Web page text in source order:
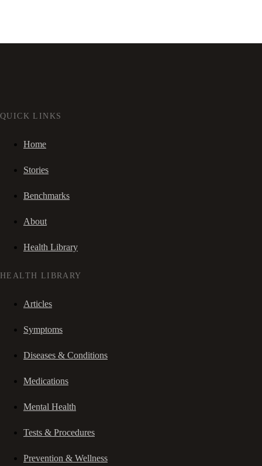
QUICK LINKS
Home
Stories
Benchmarks
About
Health Library
HEALTH LIBRARY
Articles
Symptoms
Diseases & Conditions
Medications
Mental Health
Tests & Procedures
Prevention & Wellness